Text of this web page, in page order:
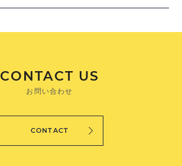
CONTACT US
お問い合わせ
CONTACT